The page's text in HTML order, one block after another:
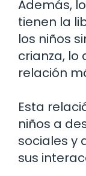
Además,
tienen la
los niños
crianza, lo
relación
Esta
niños a
sociales y
sus